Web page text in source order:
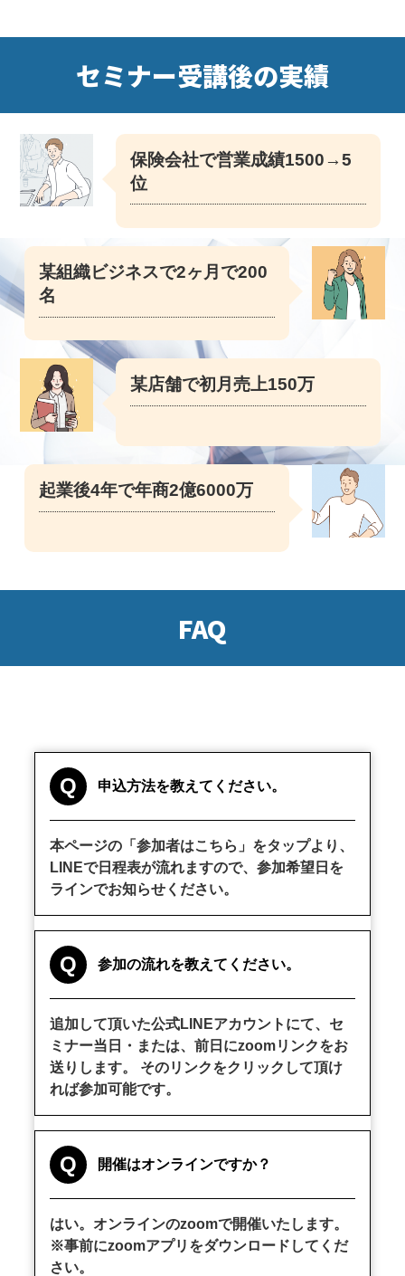
セミナー受講後の実績
保険会社で営業成績1500→5
位
某組織ビジネスで2ヶ月で200
名
某店舗で初月売上150万
起業後4年で年商2億6000万
FAQ
Q 申込方法を教えてください。
本ページの「参加者はこちら」をタップより、
LINEで日程表が流れますので、参加希望日を
ラインでお知らせください。
Q 参加の流れを教えてください。
追加して頂いた公式LINEアカウントにて、セ
ミナー当日・または、前日にzoomリンクをお
送りします。 そのリンクをクリックして頂け
れば参加可能です。
Q 開催はオンラインですか？
はい。オンラインのzoomで開催いたします。
※事前にzoomアプリをダウンロードしてくだ
さい。